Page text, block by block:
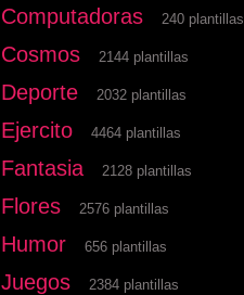
Computadoras 240 plantillas
Cosmos 2144 plantillas
Deporte 2032 plantillas
Ejercito 4464 plantillas
Fantasia 2128 plantillas
Flores 2576 plantillas
Humor 656 plantillas
Juegos 2384 plantillas